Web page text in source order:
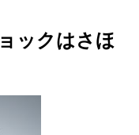
ックはさほ